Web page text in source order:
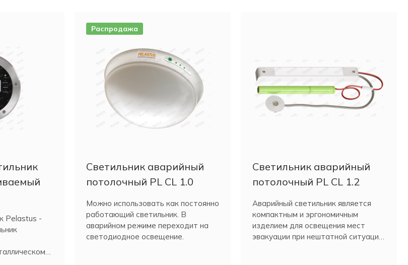
Pelastus -
Распродажа
Светильник аварийный
потолочный PL CL 1.0
Можно использовать как постоянно
работающий светильник. В
аварийном режиме переходит на
светодиодное освещение.
Светильник аварийный
потолочный PL CL 1.2
Аварийный светильник является
компактным и эргономичным
изделием для освещения мест
эвакуации при нештатной ситуации